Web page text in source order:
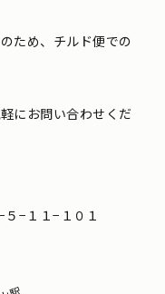
ため、チルド便での
にお問い合わせくだ
−１１−１０１